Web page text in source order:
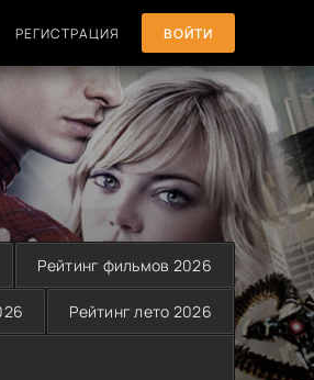
РЕГИСТРАЦИЯ ВОЙТИ
Рейтинг фильмов 2026
Рейтинг лето 2026